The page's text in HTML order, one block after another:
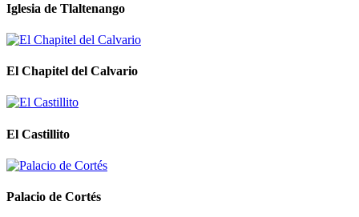
Iglesia de Tlaltenango
El Chapitel del Calvario
El Castillito
Palacio de Cortés